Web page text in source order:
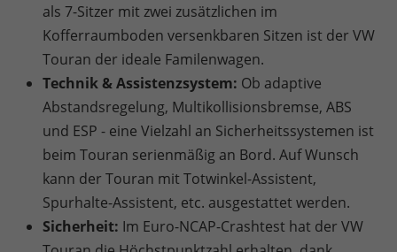
als 7-Sitzer mit zwei zusätzlichen im
Kofferraumboden versenkbaren Sitzen ist der VW
Touran der ideale Familenwagen.
Technik & Assistenzsystem: Ob adaptive
Abstandsregelung, Multikollisionsbremse, ABS
und ESP - eine Vielzahl an Sicherheitssystemen ist
beim Touran serienmäßig an Bord. Auf Wunsch
kann der Touran mit Totwinkel-Assistent,
Spurhalte-Assistent, etc. ausgestattet werden.
Sicherheit: Im Euro-NCAP-Crashtest hat der VW